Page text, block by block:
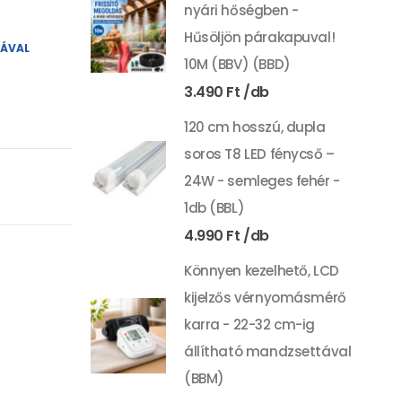
nyári hőségben -
Hűsöljön párakapuval!
10M (BBV) (BBD)
3.490 Ft
120 cm hosszú, dupla
soros T8 LED fénycső –
24W - semleges fehér -
1db (BBL)
4.990 Ft
Könnyen kezelhető, LCD
kijelzős vérnyomásmérő
karra - 22-32 cm-ig
állítható mandzsettával
(BBM)